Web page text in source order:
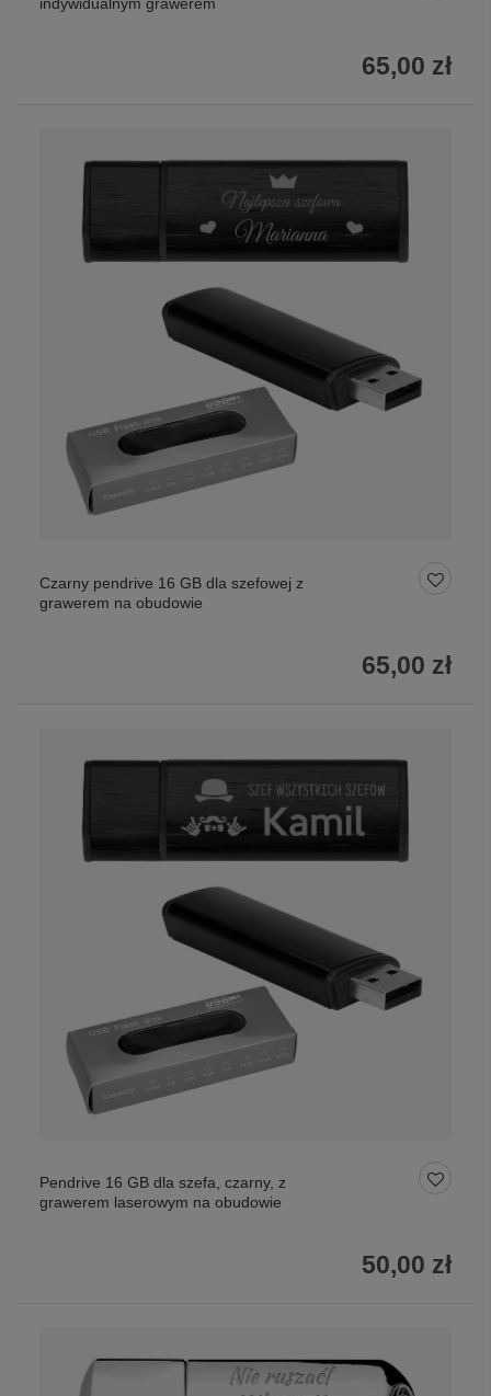
65,00 zł
Czarny pendrive 16 GB dla szefowej z
grawerem na obudowie
65,00 zł
Pendrive 16 GB dla szefa, czarny, z
grawerem laserowym na obudowie
50,00 zł